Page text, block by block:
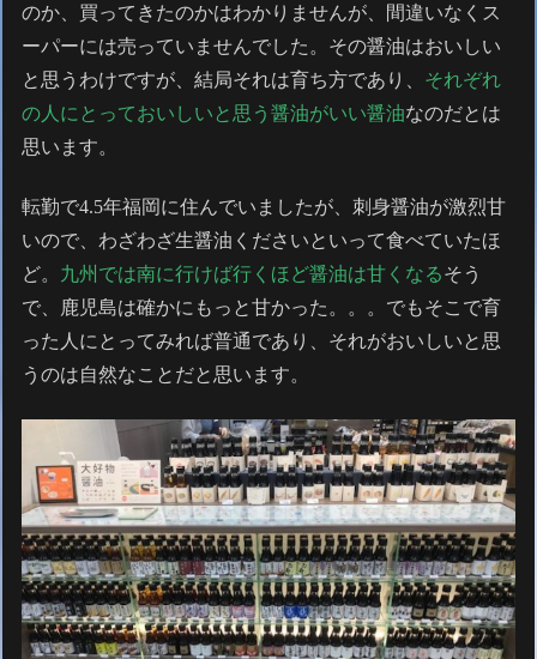
のか、買ってきたのかはわかりませんが、間違いなくス
ーパーには売っていませんでした。その醤油はおいしい
と思うわけですが、結局それは育ち方であり、 それぞれ
の人にとっておいしいと思う醤油がいい醤油なのだとは
思います。
転勤で4.5年福岡に住んでいましたが、刺身醤油が激烈甘
いので、わざわざ生醤油くださいといって食べていたほ
ど。 九州では南に行けば行くほど醤油は甘くなるそう
で、鹿児島は確かにもっと甘かった。。。でもそこで育
った人にとってみれば普通であり、それがおいしいと思
うのは自然なことだと思います。